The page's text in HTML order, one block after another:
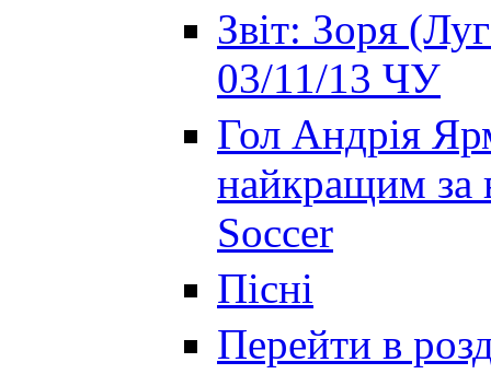
Звіт: Зоря
03/11/13 ЧУ
Гол Андрія
найкращим за
Soccer
Пісні
Перейти в